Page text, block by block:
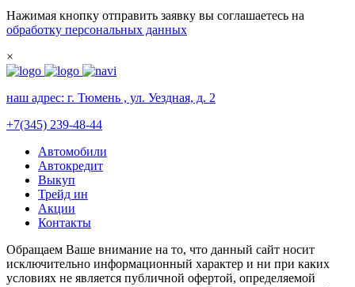
Нажимая кнопку отправить заявку вы соглашаетесь на
обработку персональных данных
×
наш адрес: г. Тюмень , ул. Уездная, д. 2
+7(345) 239-48-44
Автомобили
Автокредит
Выкуп
Трейд ин
Акции
Контакты
Обращаем Ваше внимание на то, что данный сайт носит
исключительно информационный характер и ни при каких
условиях не является публичной офертой, определяемой